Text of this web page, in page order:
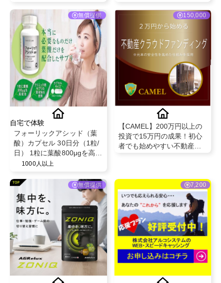
無償提供
自宅で体験
フォーリックアシッド（葉
酸）カプセル 30日分（1粒/
日） 1粒に葉酸800μgを高配
合 クリニック用サプリの原
1000人以上
150,000
【CAMEL】200万円以上の
投資で15万円の成果！初心
者でも始めやすい不動産ク
無償提供 7,200